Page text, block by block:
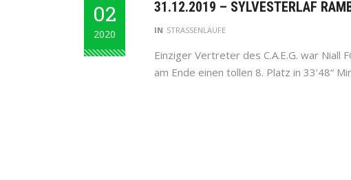
02
2020
31.12.2019 – SYLVESTERLAF
IN STRASSENLÄUFE
Einziger Vertreter des C.A.E.G. war Niall
am Ende einen tollen 8. Platz in 33’48“